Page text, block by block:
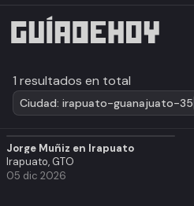
1 resultados en total
Ciudad: irapuato-guanajuato-35
Jorge Muñiz en Irapuato
Irapuato, GTO
05 dic 2026